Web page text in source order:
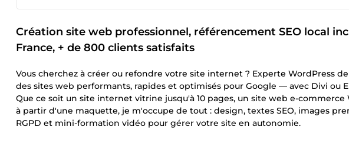
Création site web professionnel, référencement SEO local
France, + de 800 clients satisfaits
Vous cherchez à créer ou refondre votre site internet ? Experte WordPress
des sites web performants, rapides et optimisés pour Google — avec Divi ou
Que ce soit un site internet vitrine jusqu'à 10 pages, un site web e-
à partir d'une maquette, je m'occupe de tout : design, textes SEO, images
RGPD et mini-formation vidéo pour gérer votre site en autonomie.